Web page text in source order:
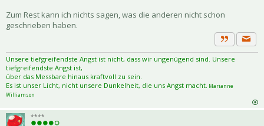
Zum Rest kann ich nichts sagen, was die anderen nicht schon
geschrieben haben.
Zitat
Unsere tiefgreifendste Angst ist nicht, dass wir ungenügend sind. Unsere
tiefgreifendste Angst ist,
über das Messbare hinaus kraftvoll zu sein.
Es ist unser Licht, nicht unsere Dunkelheit, die uns Angst macht. Marianne
Williamson
****